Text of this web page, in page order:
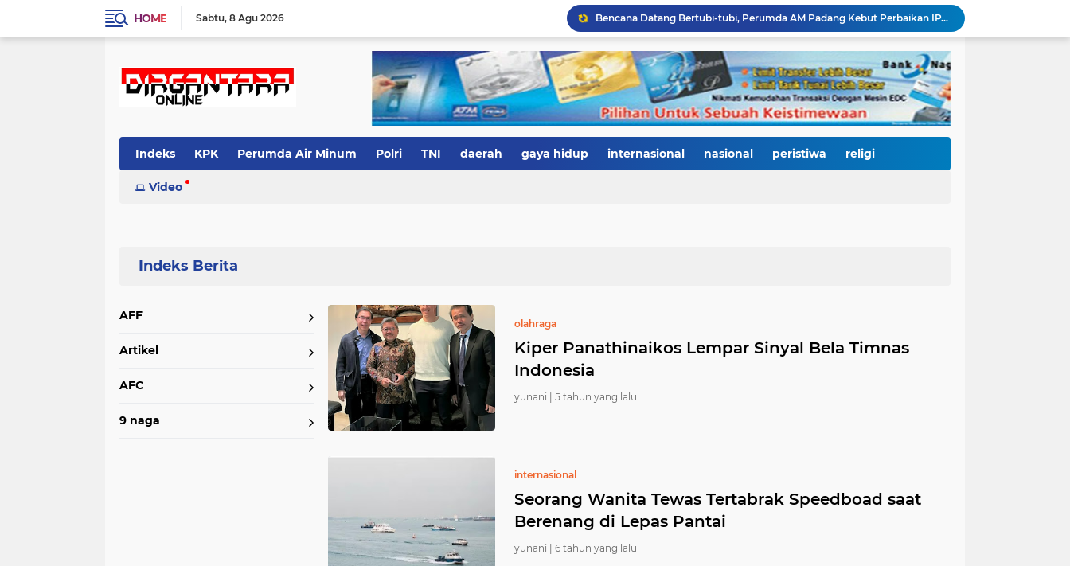
HOME Sabtu 8 Agu 2026
Bencana Datang Bertubi-tubi, Perumda AM Padang Kebut Perbaikan IPA Gunung Pangilun, Ditarget Tuntas Akhir Agustus
Mata Jeli HJK 357: Warga Padang Diajak Jadi Pengawas Kebersihan, Kemeriahan HJK Harus Tetap Rancak dan Bersih
Padang Gastronomy Market Hari Kedua: Surga Kuliner Tradisional di Kota Tua, UMKM Lokal Banjir Apresiasi
Gowes Siti Nurbaya Jadi Magnet Pesepeda Luar Daerah, HJK ke-357 Padang Makin Meriah
Tanam Pohon di Tepian Batang Arau, Padang dan Hildesheim Teguhkan Persahabatan Menuju Kota Global
Pasca Banjir, PUPR Padang Bergerak Cepat: Tanggul Lapau Munggu Diperbaiki, Sungkai dan SMPN 41 Dibersihkan
Dugaan Kekerasan PJU Polda Sumbar terhadap Sopir Disorot, Miko Kamal: Jangan Ada Kekebalan Hukum bagi Aparat
Indeks KPK Perumda Air Minum Polri TNI daerah gaya hidup internasional nasional peristiwa religi
Video
AFF
Artikel
AFC
9 naga
olahraga
Kiper Panathinaikos Lempar Sinyal Bela Timnas
Indonesia
yunani | 5 tahun yang lalu
internasional
Seorang Wanita Tewas Tertabrak Speedboad saat
Berenang di Lepas Pantai
yunani | 6 tahun yang lalu